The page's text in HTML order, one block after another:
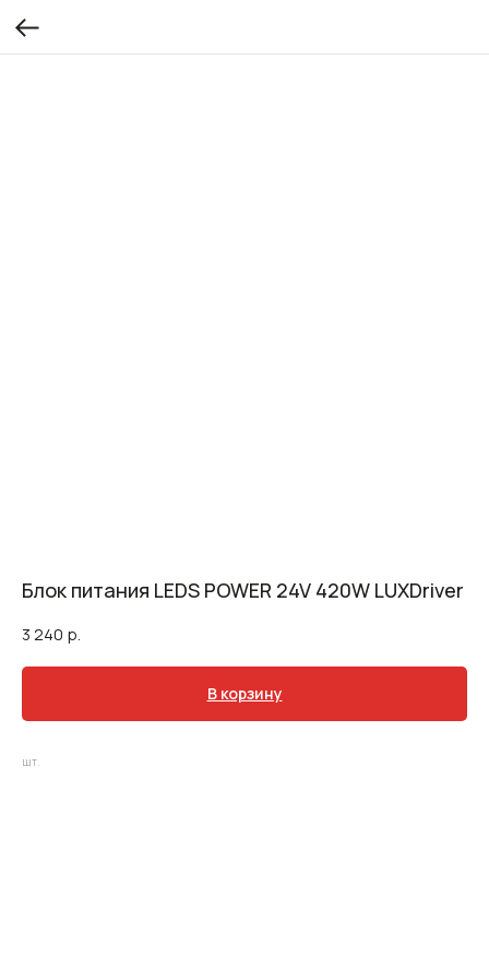
Блок питания LEDS POWER 24V 420W LUXDriver
3 240 р.
В корзину
шт.